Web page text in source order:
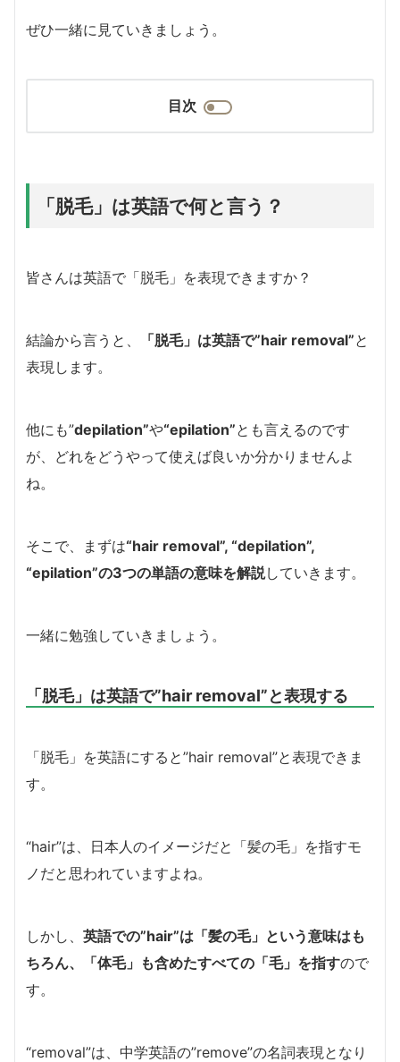
ぜひ一緒に見ていきましょう。
目次
「脱毛」は英語で何と言う？
皆さんは英語で「脱毛」を表現できますか？
結論から言うと、 「脱毛」は英語で”hair removal”と
表現します。
他にも”depilation”や“epilation”とも言えるのです
が、どれをどうやって使えば良いか分かりませんよ
ね。
そこで、まずは“hair removal”, “depilation”,
“epilation”の3つの単語の意味を解説していきます。
一緒に勉強していきましょう。
「脱毛」は英語で”hair removal”と表現する
「脱毛」を英語にすると”hair removal”と表現できま
す。
“hair”は、日本人のイメージだと「髪の毛」を指すモ
ノだと思われていますよね。
しかし、 英語での”hair”は「髪の毛」という意味はも
ちろん、「体毛」も含めたすべての「毛」を指すので
す。
“removal”は、中学英語の”remove”の名詞表現となり